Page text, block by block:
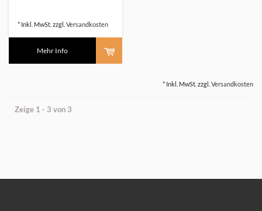
* Inkl. MwSt. zzgl. Versandkosten
Mehr Info
* Inkl. MwSt. zzgl. Versandkosten
Zeige 1 - 3 von 3